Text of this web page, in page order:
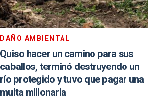
DAÑO AMBIENTAL
Quiso hacer un camino para sus
caballos, terminó destruyendo un
río protegido y tuvo que pagar una
multa millonaria